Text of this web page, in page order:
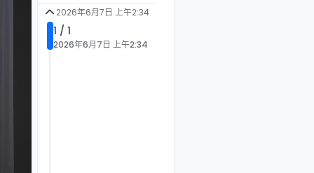
2026年6月7日 上午2:34
1 / 1
2026年6月7日 上午2:34